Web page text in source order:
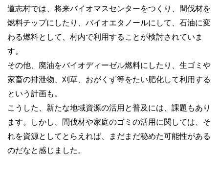
道志村では、将来バイオマスセンターをつくり、間伐材を
燃料チップにしたり、バイオエタノールにして、石油に変
わる燃料として、村内で利用することが検討されていま
す。
その他、廃油をバイオディーゼル燃料にしたり、生ゴミや
家畜の排泄物、刈草、おがくず等をたい肥化して利用する
という計画も。
こうした、新たな地域資源の活用と普及には、課題もあり
ます。しかし、間伐材や家庭のゴミの活用に関しては、そ
れを資源としてとらえれば、まだまだ秘めた可能性がある
のだなと感じました。